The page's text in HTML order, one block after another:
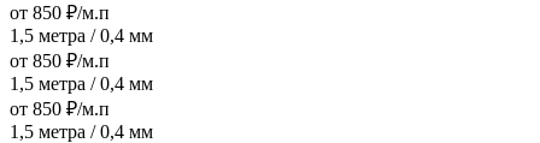
от 850 ₽/м.п
1,5 метра / 0,4 мм
от 850 ₽/м.п
1,5 метра / 0,4 мм
от 850 ₽/м.п
1,5 метра / 0,4 мм